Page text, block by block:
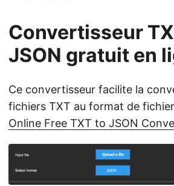
Convertisseur
JSON gratuit en
Ce convertisseur facilite la
fichiers TXT au format de
Online Free TXT to JSON